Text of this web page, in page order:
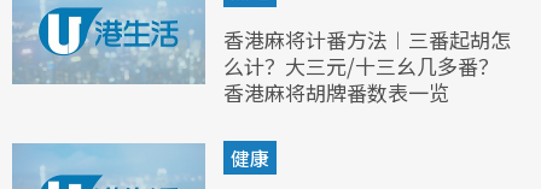
香港麻将计番方法︱三番起胡怎
么计？大三元/十三幺几多番？
香港麻将胡牌番数表一览
健康